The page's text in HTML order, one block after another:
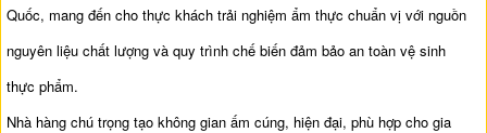
Quốc, mang đến cho thực khách trải nghiệm ẩm thực chuẩn vị với nguồn
nguyên liệu chất lượng và quy trình chế biến đảm bảo an toàn vệ sinh
thực phẩm.
Nhà hàng chú trọng tạo không gian ấm cúng, hiện đại, phù hợp cho gia